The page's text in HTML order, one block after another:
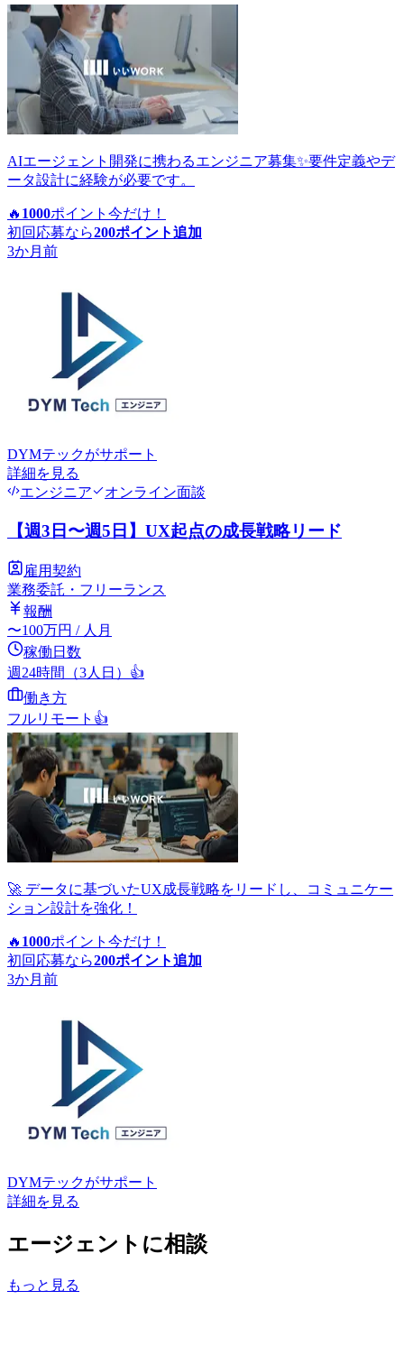
AIエージェント開発に携わるエンジニア募集✨要件定義やデ
ータ設計に経験が必要です。
🔥 1000ポイント 今だけ！
初回応募なら200ポイント追加
3か月前
DYMテックがサポート
詳細を見る
エンジニア
オンライン面談
【週3日〜週5日】UX起点の成長戦略リード
雇用契約
業務委託・フリーランス
報酬
〜100万円 / 人月
稼働日数
週24時間（3人日） 👍
働き方
フルリモート 👍
🚀 データに基づいたUX成長戦略をリードし、コミュニケー
ション設計を強化！
🔥 1000ポイント 今だけ！
初回応募なら200ポイント追加
3か月前
DYMテックがサポート
詳細を見る
エージェントに相談
もっと見る